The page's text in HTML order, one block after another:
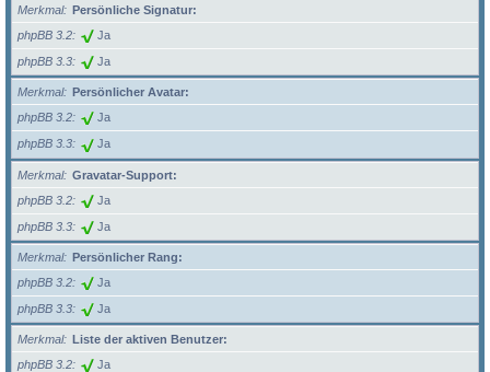
Merkmal
Persönliche Signatur:
phpBB 3.2
Ja
phpBB 3.3 Ja
Merkmal
Persönlicher Avatar:
phpBB 3.2
Ja
phpBB 3.3 Ja
Merkmal
Gravatar-Support:
phpBB 3.2
Ja
phpBB 3.3 Ja
Merkmal
Persönlicher Rang:
phpBB 3.2
Ja
phpBB 3.3 Ja
Merkmal
Liste der aktiven Benutzer:
phpBB 3.2
Ja